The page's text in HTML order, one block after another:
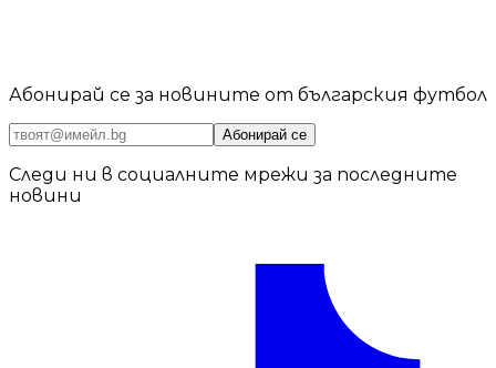
Абонирай се за новините от българския футбол
Абонирай се
Следи ни в социалните мрежи за последните
новини